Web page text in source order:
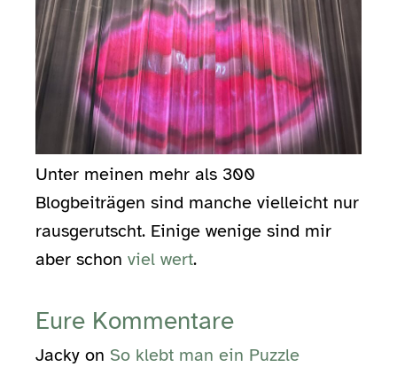
Unter meinen mehr als 300
Blogbeiträgen sind manche vielleicht nur
rausgerutscht. Einige wenige sind mir
aber schon viel wert.
Eure Kommentare
Jacky on So klebt man ein Puzzle